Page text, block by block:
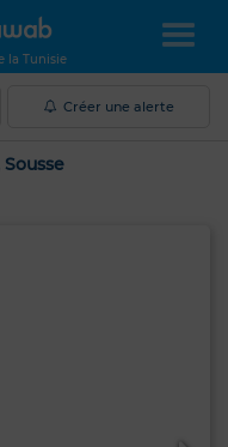
la Tunisie
Créer une alerte